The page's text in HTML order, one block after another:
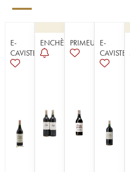
E-
CAVISTE
ENCHÈREPRIMEUR
E-
CAVISTE